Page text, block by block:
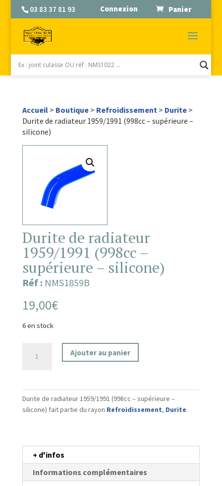
03 83 37 81 93 Connexion Panier
Accueil> Boutique> Refroidissement > Durite>
Durite de radiateur 1959/1991 (998cc – supérieure –
silicone)
Durite de radiateur
1959/1991 (998cc –
supérieure – silicone)
Réf : NMS1859B
19,00€
6 en stock
radiateur
1959/1991
(998cc
-
silicone)
Ajouter au panier
Durite de radiateur 1959/1991 (998cc – supérieure –
silicone) fait partie du rayon Refroidissement, Durite.
+ d'infos
Informations complémentaires